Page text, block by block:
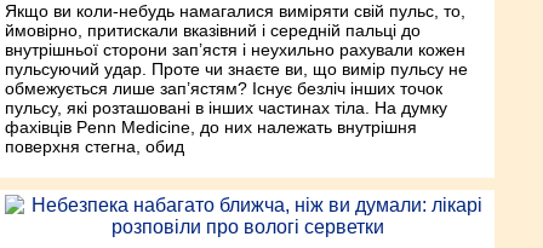
Якщо ви коли-небудь намагалися виміряти свій пульс, то,
ймовірно, притискали вказівний і середній пальці до
внутрішньої сторони зап’ястя і неухильно рахували кожен
пульсуючий удар. Проте чи знаєте ви, що вимір пульсу не
обмежується лише зап’ястям? Існує безліч інших точок
пульсу, які розташовані в інших частинах тіла. На думку
фахівців Penn Medicine, до них належать внутрішня
поверхня стегна, обид